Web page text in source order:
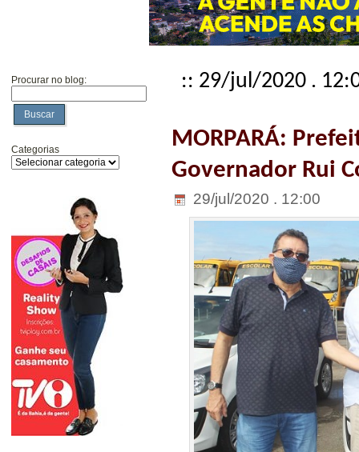
Procurar no blog:
Buscar
Categorias
:: 29/jul/2020 .
MORPARÁ:
Governador Rui
29/jul/2020 . 12:00